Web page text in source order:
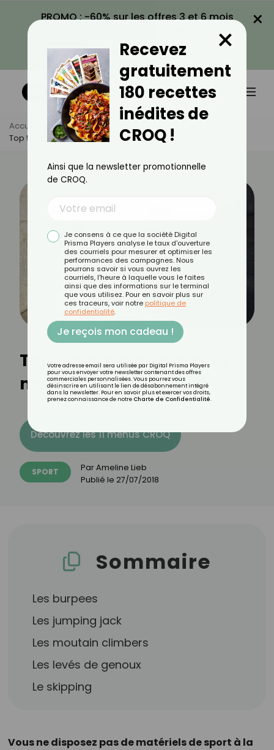
PROMO : -60% sur les offres 3 et 6 mois
VOIR LA PROMO
×
Accueil Actus
Sport
Top 5 Des Exercices Pour Maigrir Sans Matériel
Top 5 des exercices pour
maigrir sans matériel
Découvrez les 11 menus CROQ
SPORT ParAmeline Lieb
Publié le 27/07/2018
Sommaire
Les burpees
Les jumping jack
Les moutain climbers
Les levés de genoux
Le skipping
Vous ne disposez pas de matériels de sport à la
Recevez
gratuitement
180 recettes
inédites de
CROQ !
×
Ainsi que la newsletter promotionnelle
de CROQ.
Je consens à ce que la société Digital
Prisma Players analyse le taux d'ouverture
des courriels pour mesurer et optimiser les
performances des campagnes. Nous
pourrons savoir si vous ouvrez les
courriels, l'heure à laquelle vous le faites
ainsi que des informations sur le terminal
que vous utilisez. Pour en savoir plus sur
ces traceurs, voir notre politique de
confidentialité.
Je reçois mon cadeau !
Votre adresse email sera utilisée par Digital Prisma Players
pour vous envoyer votre newsletter contenant des offres
commerciales personnalisées. Vous pourrez vous
désinscrire en utilisant le lien de désabonnement intégré
dans la newsletter. Pour en savoir plus et exercer vos droits,
prenez connaissance de notre Charte de Confidentialité.